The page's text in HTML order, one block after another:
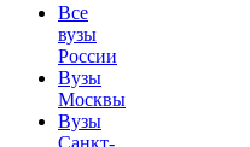
Все
вузы
России
Вузы
Москвы
Вузы
Санкт-